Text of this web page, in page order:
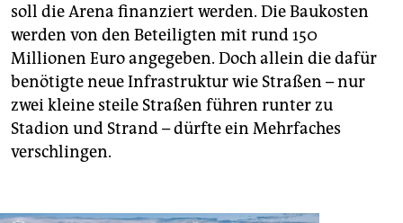
soll die Arena finanziert werden. Die Baukosten
werden von den Beteiligten mit rund 150
Millionen Euro angegeben. Doch allein die dafür
benötigte neue Infrastruktur wie Straßen – nur
zwei kleine steile Straßen führen runter zu
Stadion und Strand – dürfte ein Mehrfaches
verschlingen.